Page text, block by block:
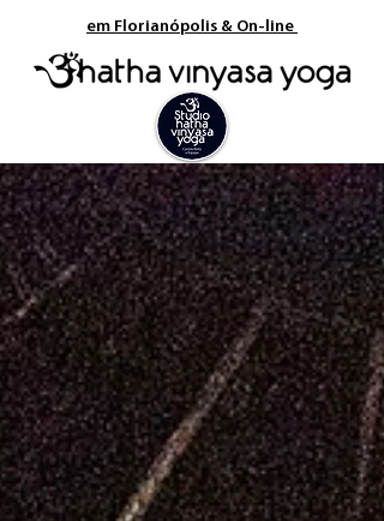
em Florianópolis & On-line